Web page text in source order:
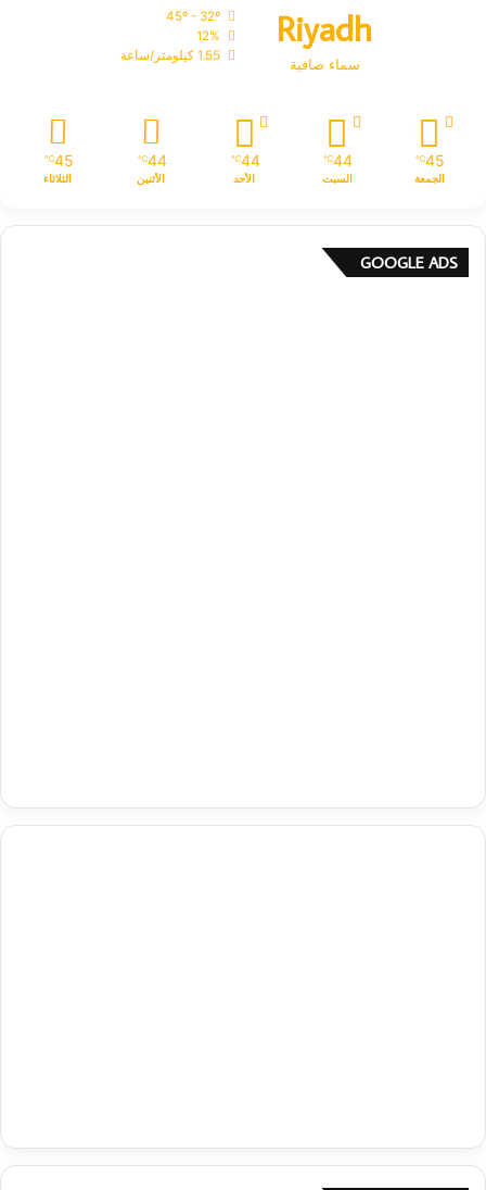
Riyadh
سماء صافية
12%
1.55 كيلومتر/ساعة
45
℃
الجمعة
44
℃
السبت
44
℃
الأحد
44
℃
الأثنين
45
℃
الثلاثاء
GOOGLE ADS